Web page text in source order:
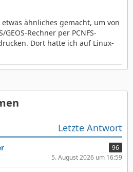
ähnliches gemacht, um von
GEOS-Rechner per PCNFS-
Dort hatte ich auf Linux-
Letzte Antwort
96
5. August 2026 um 16:59